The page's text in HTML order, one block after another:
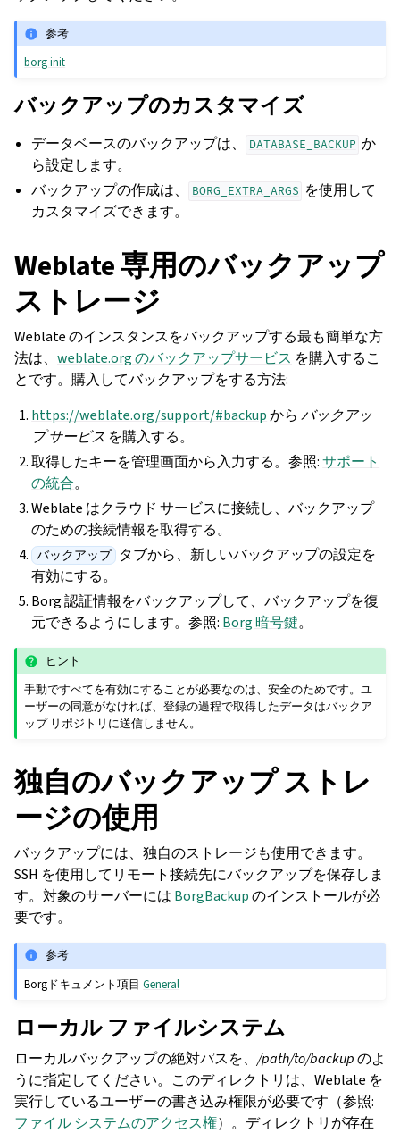
参考
borg init
バックアップのカスタマイズ
データベースのバックアップは、 DATABASE_BACKUP か
ら設定します。
バックアップの作成は、
BORG_EXTRA_ARGS を使用して
カスタマイズできます。
Weblate 専用のバックアップ
ストレージ
Weblate のインスタンスをバックアップする最も簡単な方
法は、 weblate.org のバックアップサービス を購入するこ
とです。購入してバックアップをする方法:
https://weblate.org/support/#backupからバックアッ
プ サービス を購入する。
取得したキーを管理画面から入力する。参照:サポート
の統合。
Weblate はクラウド サービスに接続し、バックアップ
のための接続情報を取得する。
バックアップ タブから、新しいバックアップの設定を
有効にする。
Borg 認証情報をバックアップして、バックアップを復
元できるようにします。参照: Borg 暗号鍵。
ヒント
手動ですべてを有効にすることが必要なのは、安全のためです。ユ
ーザーの同意がなければ、登録の過程で取得したデータはバックア
ップ リポジトリに送信しません。
独自のバックアップ ストレ
ージの使用
バックアップには、独自のストレージも使用できます。
SSH を使用してリモート接続先にバックアップを保存しま
す。対象のサーバーには BorgBackupのインストールが必
要です。
参考
Borgドキュメント項目General
ローカル ファイルシステム
ローカルバックアップの絶対パスを、 /path/to/backupのよ
うに指定してください。このディレクトリは、Weblate を
実行しているユーザーの書き込み権限が必要です（参照:
ファイル システムのアクセス権）。ディレクトリが存在